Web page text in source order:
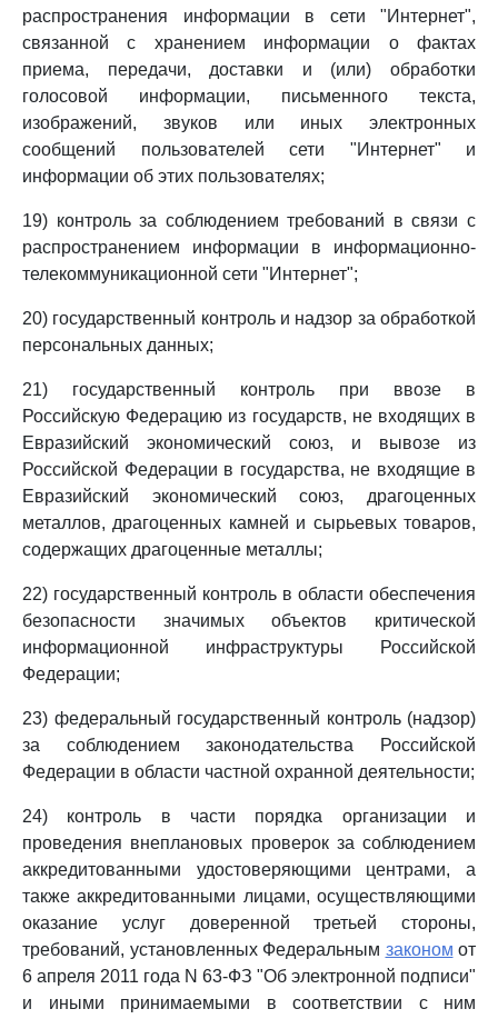
распространения информации в сети "Интернет",
связанной с хранением информации о фактах
приема, передачи, доставки и (или) обработки
голосовой информации, письменного текста,
изображений, звуков или иных электронных
сообщений пользователей сети "Интернет" и
информации об этих пользователях;
19) контроль за соблюдением требований в связи с
распространением информации в информационно-
телекоммуникационной сети "Интернет";
20) государственный контроль и надзор за обработкой
персональных данных;
21) государственный контроль при ввозе в
Российскую Федерацию из государств, не входящих в
Евразийский экономический союз, и вывозе из
Российской Федерации в государства, не входящие в
Евразийский экономический союз, драгоценных
металлов, драгоценных камней и сырьевых товаров,
содержащих драгоценные металлы;
22) государственный контроль в области обеспечения
безопасности значимых объектов критической
информационной инфраструктуры Российской
Федерации;
23) федеральный государственный контроль (надзор)
за соблюдением законодательства Российской
Федерации в области частной охранной деятельности;
24) контроль в части порядка организации и
проведения внеплановых проверок за соблюдением
аккредитованными удостоверяющими центрами, а
также аккредитованными лицами, осуществляющими
оказание услуг доверенной третьей стороны,
требований, установленных Федеральным законом от
6 апреля 2011 года N 63-ФЗ "Об электронной подписи"
и иными принимаемыми в соответствии с ним